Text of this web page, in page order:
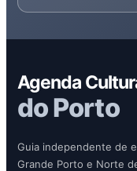
Agenda
do Porto
Guia independente de
Grande Porto e Norte